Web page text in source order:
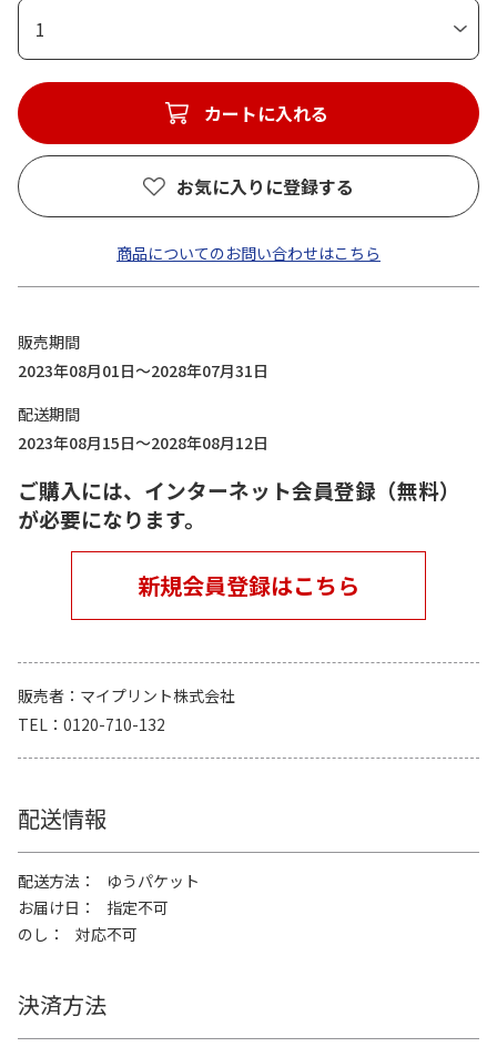
1
カートに入れる
お気に入りに登録する
商品についてのお問い合わせはこちら
販売期間
2023年08月01日～2028年07月31日
配送期間
2023年08月15日～2028年08月12日
ご購入には、インターネット会員登録（無料）
が必要になります。
新規会員登録はこちら
販売者
マイプリント株式会社
TEL
0120-710-132
配送情報
配送方法
ゆうパケット
お届け日
指定不可
のし
対応不可
決済方法